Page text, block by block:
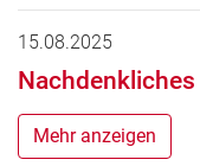
15.08.2025
Nachdenkliches
Mehr anzeigen